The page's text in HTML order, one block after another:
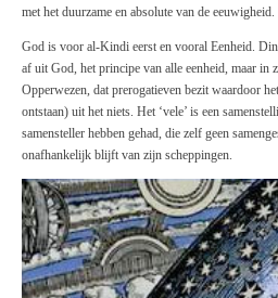
met het duurzame en absolute van de eeuwigheid.
God is voor al-Kindi eerst en vooral Eenheid.
af uit God, het principe van alle eenheid, maar in
Opperwezen, dat prerogatieven bezit waardoor
ontstaan) uit het niets. Het ‘vele’ is een
samensteller hebben gehad, die zelf geen
onafhankelijk blijft van zijn scheppingen.